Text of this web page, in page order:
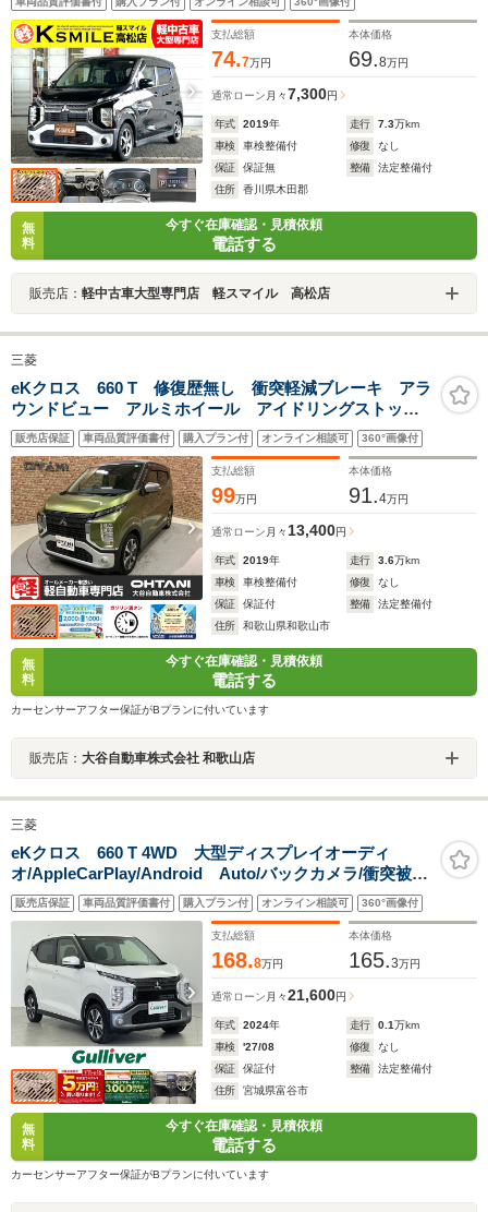
ベライザー/ベンチシート/電動格納ミラー
支払総額
74.7万円
本体価格
69.8万円
通常ローン 月々7,300円
年式 2019年 走行 7.3万km
車検
車検整備付 修復
なし
保証
保証無 整備
法定整備付
住所
香川県木田郡
無
料
今すぐ在庫確認・見積依頼
電話する
販売店： 軽中古車大型専門店 軽スマイル 高松店
三菱
eKクロス 660 T 修復歴無し 衝突軽減ブレーキ アラ
ウンドビュー アルミホイール アイドリングストッ
プ ターボ キーフリー オートエアコン LEDヘッド
ライト
販売店保証 車両品質評価書付 購入プラン付 オンライン相談可 360°画像付
支払総額
99万円
本体価格
91.4万円
通常ローン 月々13,400円
年式 2019年 走行 3.6万km
車検
車検整備付 修復
なし
保証
保証付 整備
法定整備付
住所
和歌山県和歌山市
無
料
今すぐ在庫確認・見積依頼
電話する
カーセンサーアフター保証がBプランに付いています
販売店： 大谷自動車株式会社 和歌山店
三菱
eKクロス 660 T 4WD 大型ディスプレイオーディ
オ/AppleCarPlay/Android Auto/バックカメラ/衝突被害
軽減ブレーキ/レーンキープアシスト/コーナーセンサー/シ
ートヒーター/ハンドルヒーター/パドルシフト/スマートキ
ー/LEDライト/禁煙車
販売店保証 車両品質評価書付 購入プラン付 オンライン相談可 360°画像付
支払総額
168.8万円
本体価格
165.3万円
通常ローン 月々21,600円
年式 2024年 走行 0.1万km
車検
'27/08 修復
なし
保証
保証付 整備
法定整備付
住所
宮城県富谷市
無
料
今すぐ在庫確認・見積依頼
電話する
カーセンサーアフター保証がBプランに付いています